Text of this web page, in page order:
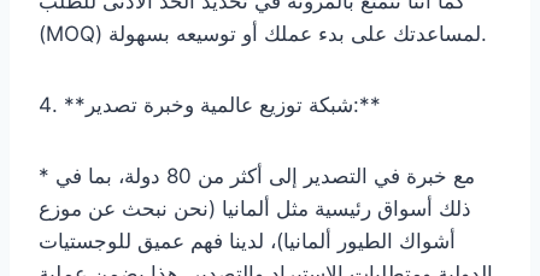
(MOQ) لمساعدتك على بدء عملك أو توسيعه بسهولة.
4. **شبكة توزيع عالمية وخبرة تصدير:**
* مع خبرة في التصدير إلى أكثر من 80 دولة، بما في
ذلك أسواق رئيسية مثل ألمانيا (نحن نبحث عن موزع
أشواك الطيور ألمانيا)، لدينا فهم عميق للوجستيات